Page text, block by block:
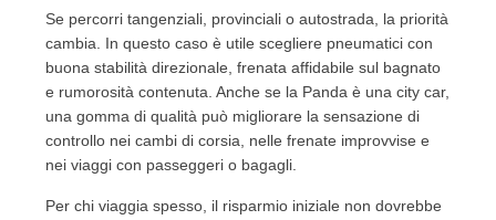
Se percorri tangenziali, provinciali o autostrada, la priorità
cambia. In questo caso è utile scegliere pneumatici con
buona stabilità direzionale, frenata affidabile sul bagnato
e rumorosità contenuta. Anche se la Panda è una city car,
una gomma di qualità può migliorare la sensazione di
controllo nei cambi di corsia, nelle frenate improvvise e
nei viaggi con passeggeri o bagagli.
Per chi viaggia spesso, il risparmio iniziale non dovrebbe